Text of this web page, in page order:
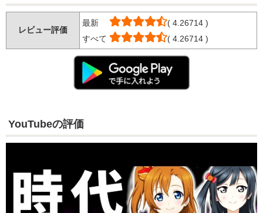
レビュー評価
最新
( 4.26714 )
すべて
( 4.26714 )
YouTubeの評価